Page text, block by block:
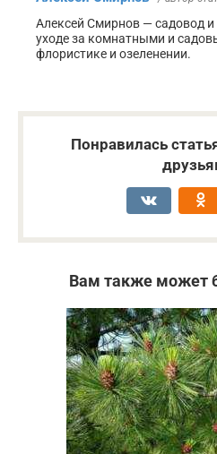
Алексей Смирнов — садовод
уходе за комнатными и
флористике и озеленении.
Понравилась
Вам также может